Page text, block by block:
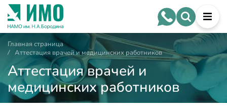
Главная страница
/ Аттестация врачей и медицинских работников
Аттестация врачей и
медицинских работников